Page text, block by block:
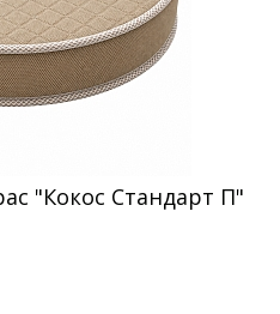
"Кокос Стандарт П"